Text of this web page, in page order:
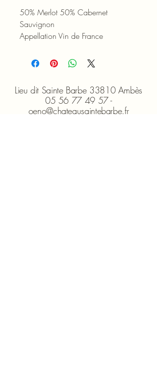
50% Merlot 50% Cabernet
Sauvignon
Appellation Vin de France
Lieu dit Sainte Barbe 33810 Ambès
05 56 77 49 57 -
oeno@chateausaintebarbe.fr